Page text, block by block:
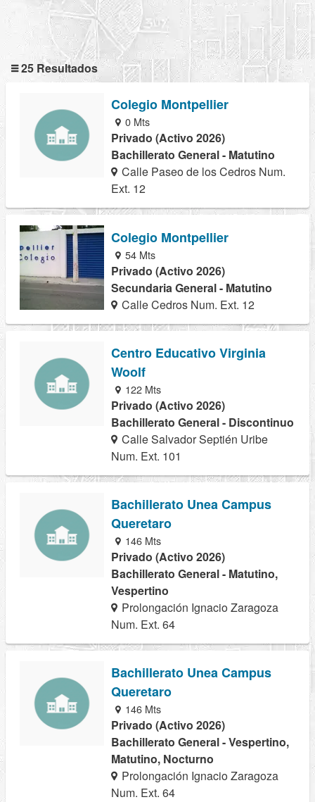
25 Resultados
Colegio Montpellier
0 Mts
Privado (Activo 2026)
Bachillerato General - Matutino
Calle Paseo de los Cedros Num.
Ext. 12
Colegio Montpellier
54 Mts
Privado (Activo 2026)
Secundaria General - Matutino
Calle Cedros Num. Ext. 12
Centro Educativo Virginia
Woolf
122 Mts
Privado (Activo 2026)
Bachillerato General - Discontinuo
Calle Salvador Septién Uribe
Num. Ext. 101
Bachillerato Unea Campus
Queretaro
146 Mts
Privado (Activo 2026)
Bachillerato General - Matutino,
Vespertino
Prolongación Ignacio Zaragoza
Num. Ext. 64
Bachillerato Unea Campus
Queretaro
146 Mts
Privado (Activo 2026)
Bachillerato General - Vespertino,
Matutino, Nocturno
Prolongación Ignacio Zaragoza
Num. Ext. 64